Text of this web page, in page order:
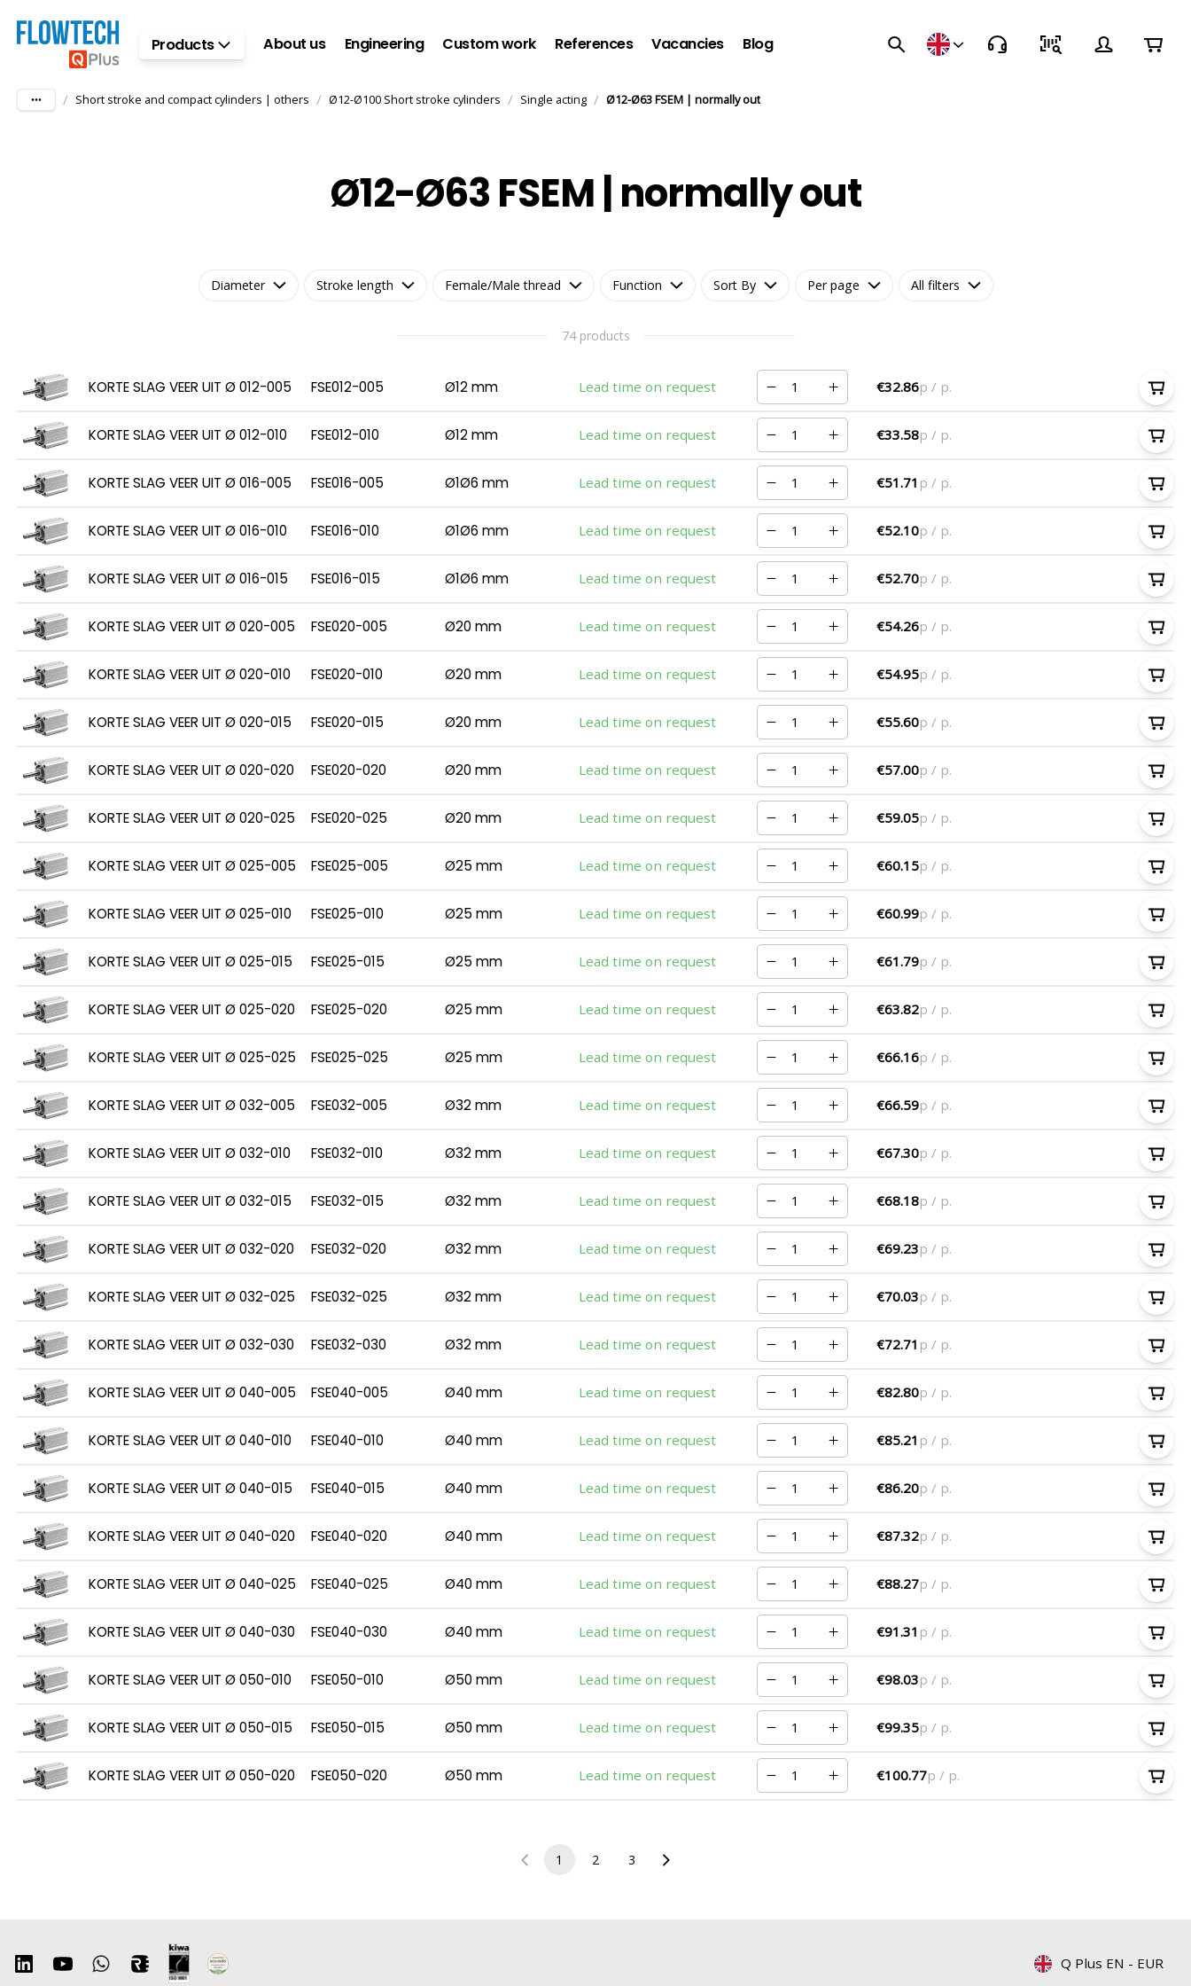
Skip to main contentProducts About us Engineering Custom work References Vacancies Blog
/ Short stroke and compact cylinders | others / Ø12-Ø100 Short stroke cylinders / Single acting / Ø12-Ø63 FSEM | normally out
Ø12-Ø63 FSEM | normally out
Diameter Stroke length Female/Male thread Function Sort By Per page All filters
74 products
KORTE SLAG VEER UIT Ø 012-005 FSE012-005 Ø12 mm Lead time on request €32.86p / p.
KORTE SLAG VEER UIT Ø 012-010 FSE012-010 Ø12 mm Lead time on request €33.58p / p.
KORTE SLAG VEER UIT Ø 016-005 FSE016-005 Ø1Ø6 mm Lead time on request €51.71 p / p.
KORTE SLAG VEER UIT Ø 016-010 FSE016-010 Ø1Ø6 mm Lead time on request €52.10p / p.
KORTE SLAG VEER UIT Ø 016-015 FSE016-015 Ø1Ø6 mm Lead time on request €52.70p / p.
KORTE SLAG VEER UIT Ø 020-005 FSE020-005 Ø20 mm Lead time on request €54.26p / p.
KORTE SLAG VEER UIT Ø 020-010 FSE020-010 Ø20 mm Lead time on request €54.95p / p.
KORTE SLAG VEER UIT Ø 020-015 FSE020-015 Ø20 mm Lead time on request €55.60p / p.
KORTE SLAG VEER UIT Ø 020-020 FSE020-020 Ø20 mm Lead time on request €57.00p / p.
KORTE SLAG VEER UIT Ø 020-025 FSE020-025 Ø20 mm Lead time on request €59.05p / p.
KORTE SLAG VEER UIT Ø 025-005 FSE025-005 Ø25 mm Lead time on request €60.15p / p.
KORTE SLAG VEER UIT Ø 025-010 FSE025-010 Ø25 mm Lead time on request €60.99p / p.
KORTE SLAG VEER UIT Ø 025-015 FSE025-015 Ø25 mm Lead time on request €61.79p / p.
KORTE SLAG VEER UIT Ø 025-020 FSE025-020 Ø25 mm Lead time on request €63.82p / p.
KORTE SLAG VEER UIT Ø 025-025 FSE025-025 Ø25 mm Lead time on request €66.16p / p.
KORTE SLAG VEER UIT Ø 032-005 FSE032-005 Ø32 mm Lead time on request €66.59p / p.
KORTE SLAG VEER UIT Ø 032-010 FSE032-010 Ø32 mm Lead time on request €67.30p / p.
KORTE SLAG VEER UIT Ø 032-015 FSE032-015 Ø32 mm Lead time on request €68.18p / p.
KORTE SLAG VEER UIT Ø 032-020 FSE032-020 Ø32 mm Lead time on request €69.23p / p.
KORTE SLAG VEER UIT Ø 032-025 FSE032-025 Ø32 mm Lead time on request €70.03p / p.
KORTE SLAG VEER UIT Ø 032-030 FSE032-030 Ø32 mm Lead time on request €72.71 p / p.
KORTE SLAG VEER UIT Ø 040-005 FSE040-005 Ø40 mm Lead time on request €82.80p / p.
KORTE SLAG VEER UIT Ø 040-010 FSE040-010 Ø40 mm Lead time on request €85.21 p / p.
KORTE SLAG VEER UIT Ø 040-015 FSE040-015 Ø40 mm Lead time on request €86.20p / p.
KORTE SLAG VEER UIT Ø 040-020 FSE040-020 Ø40 mm Lead time on request €87.32p / p.
KORTE SLAG VEER UIT Ø 040-025 FSE040-025 Ø40 mm Lead time on request €88.27p / p.
KORTE SLAG VEER UIT Ø 040-030 FSE040-030 Ø40 mm Lead time on request €91.31 p / p.
KORTE SLAG VEER UIT Ø 050-010 FSE050-010 Ø50 mm Lead time on request €98.03p / p.
KORTE SLAG VEER UIT Ø 050-015 FSE050-015 Ø50 mm Lead time on request €99.35p / p.
KORTE SLAG VEER UIT Ø 050-020 FSE050-020 Ø50 mm Lead time on request €100.77p / p.
1 2 3
Q Plus EN - EUR